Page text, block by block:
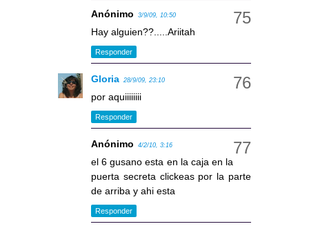
Anónimo 3/9/09, 10:50
Hay alguien??.....Ariitah
Responder
Gloria 28/9/09, 23:10
por aquiiiiiiii
Responder
Anónimo 4/2/10, 3:16
el 6 gusano esta en la caja en la
puerta secreta clickeas por la parte
de arriba y ahi esta
Responder